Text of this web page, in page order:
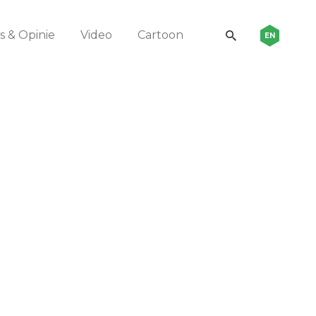
& Opinie Video Cartoon EN